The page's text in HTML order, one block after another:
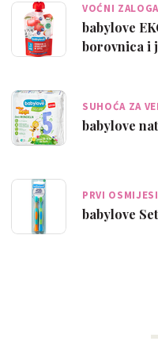
VOĆNI
babylove
borovnica i
SUHOĆA ZA
babylove
PRVI
babylove